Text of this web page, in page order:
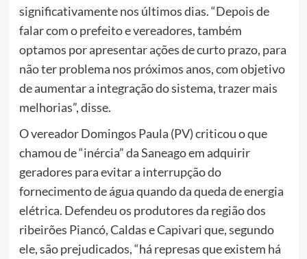
significativamente nos últimos dias. “Depois de
falar com o prefeito e vereadores, também
optamos por apresentar ações de curto prazo, para
não ter problema nos próximos anos, com objetivo
de aumentar a integração do sistema, trazer mais
melhorias”, disse.
O vereador Domingos Paula (PV) criticou o que
chamou de “inércia” da Saneago em adquirir
geradores para evitar a interrupção do
fornecimento de água quando da queda de energia
elétrica. Defendeu os produtores da região dos
ribeirões Piancó, Caldas e Capivari que, segundo
ele, são prejudicados, “há represas que existem há